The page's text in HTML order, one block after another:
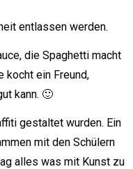
entlassen werden.
die Spaghetti macht
kocht ein Freund,
kann. 🙂
gestaltet wurden. Ein
mit den Schülern
alles was mit Kunst zu